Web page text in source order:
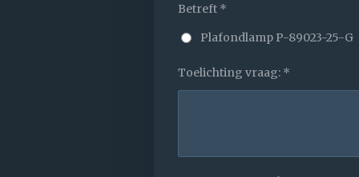
Betreft *
Plafondlamp P-89023-25-G
Toelichting vraag: *